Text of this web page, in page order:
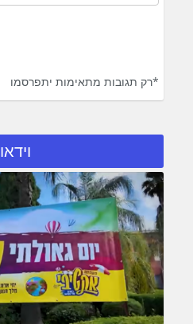
*רק תגובות מתאימות יתפרסמו
וידאו